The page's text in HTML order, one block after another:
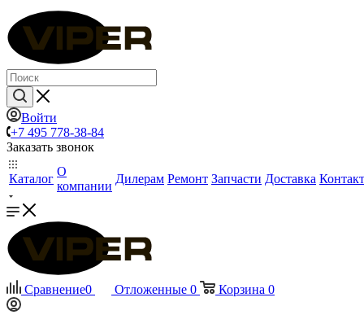
Войти
+7 495 778-38-84
Заказать звонок
Каталог
О
компании
Дилерам Ремонт Запчасти Доставка
Сравнение0 Отложенные 0 Корзина 0